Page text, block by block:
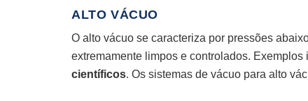
ALTO VÁCUO
O alto vácuo se caracteriza por pressões
extremamente limpos e controlados. Exemplos
científicos. Os sistemas de vácuo para alto